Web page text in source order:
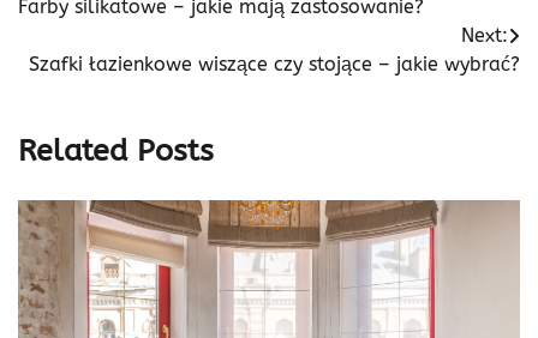
wpisu
Farby silikatowe – jakie mają zastosowanie?
Next:
Szafki łazienkowe wiszące czy stojące – jakie wybrać?
Related Posts